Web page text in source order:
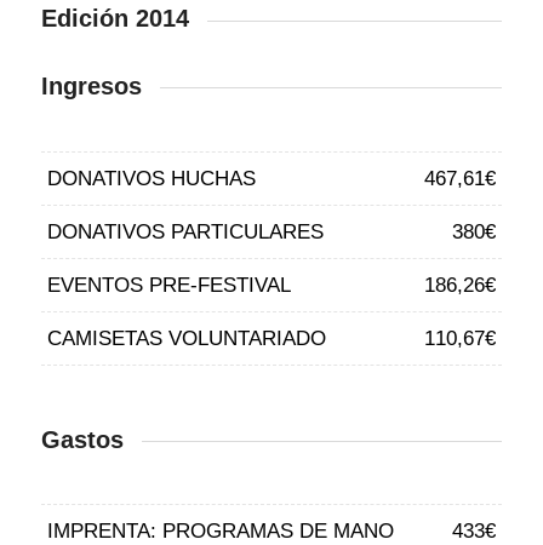
Edición 2014
Ingresos
DONATIVOS HUCHAS 467,61€
DONATIVOS PARTICULARES 380€
EVENTOS PRE-FESTIVAL 186,26€
CAMISETAS VOLUNTARIADO 110,67€
Gastos
IMPRENTA: PROGRAMAS DE MANO 433€